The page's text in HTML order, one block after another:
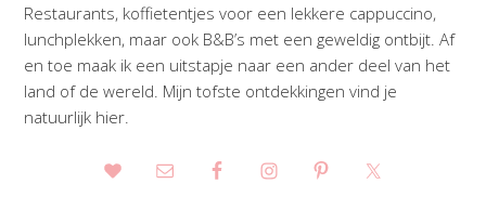
Restaurants, koffietentjes voor een lekkere cappuccino,
lunchplekken, maar ook B&B’s met een geweldig ontbijt. Af
en toe maak ik een uitstapje naar een ander deel van het
land of de wereld. Mijn tofste ontdekkingen vind je
natuurlijk hier.